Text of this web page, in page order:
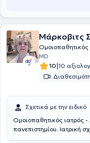
Μάρκοβιτς
Ομοιοπαθητικός
MD
10|10
Σχετικά με την ειδικό
Ομοιοπαθητικός ιατρός -
πανεπιστημίου. Ιατρική